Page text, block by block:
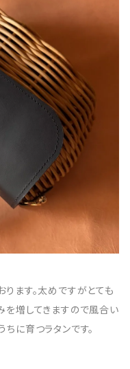
ります。太めですがとても
を増してきますので風合い
に育つラタンです。